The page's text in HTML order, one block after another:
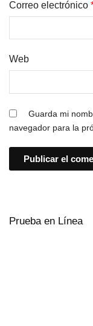
Correo electrónico
Web
Guarda mi
navegador para la
Prueba en Línea